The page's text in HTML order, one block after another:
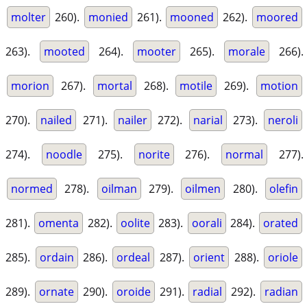
molter 260). monied 261). mooned 262). moored
263). mooted 264). mooter 265). morale 266).
morion 267). mortal 268). motile 269). motion
270). nailed 271). nailer 272). narial 273). neroli
274). noodle 275). norite 276). normal 277).
normed 278). oilman 279). oilmen 280). olefin
281). omenta 282). oolite 283). oorali 284). orated
285). ordain 286). ordeal 287). orient 288). oriole
289). ornate 290). oroide 291). radial 292). radian